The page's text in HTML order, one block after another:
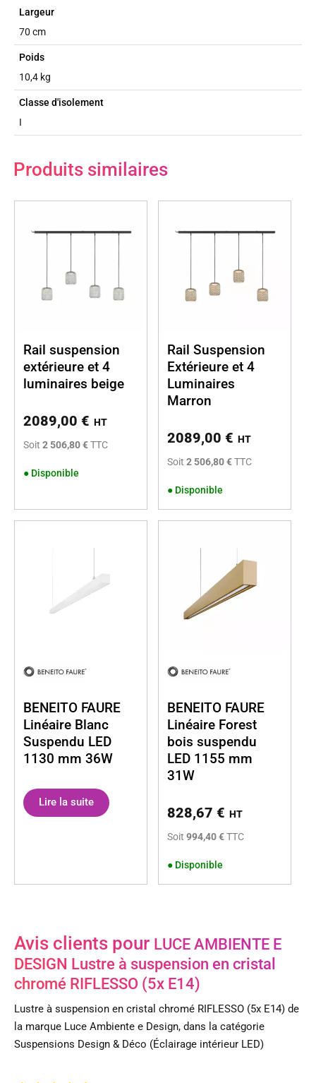
Largeur
70 cm
Poids
10,4 kg
Classe d'isolement
I
Produits similaires
Rail suspension
extérieure et 4
luminaires beige
2089,00 € HT
Soit 2 506,80 €TTC
● Disponible
Rail Suspension
Extérieure et 4
Luminaires
Marron
2089,00 € HT
Soit 2 506,80 €TTC
● Disponible
BENEITO FAURE
Linéaire Blanc
Suspendu LED
1130 mm 36W
Lire la suite
BENEITO FAURE
Linéaire Forest
bois suspendu
LED 1155 mm
31W
828,67 € HT
Soit 994,40 €TTC
● Disponible
Avis clients pour LUCE AMBIENTE E
DESIGN Lustre à suspension en cristal
chromé RIFLESSO (5x E14)
Lustre à suspension en cristal chromé RIFLESSO (5x E14) de
la marque Luce Ambiente e Design, dans la catégorie
Suspensions Design & Déco (Éclairage intérieur LED)